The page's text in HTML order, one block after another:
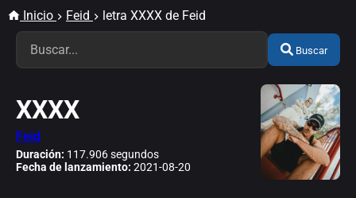
Inicio Feid letra XXXX de Feid
Buscar
XXXX
Feid
Duración: 117.906 segundos
Fecha de lanzamiento: 2021-08-20